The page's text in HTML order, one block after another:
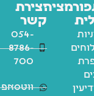
יצירת
קשר
054-
8786-
700
ווטסאפ